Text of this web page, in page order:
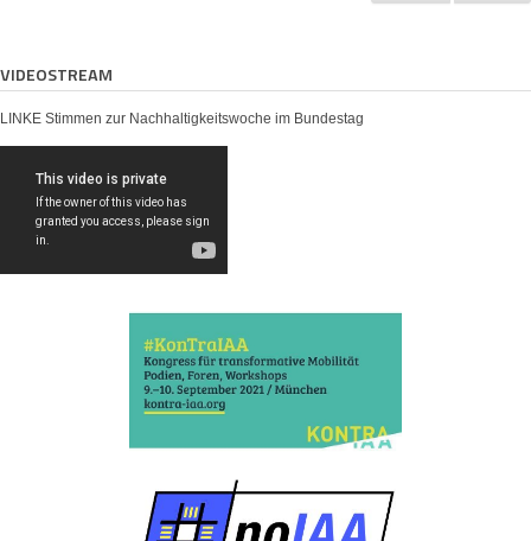
VIDEOSTREAM
LINKE Stimmen zur Nachhaltigkeitswoche im Bundestag